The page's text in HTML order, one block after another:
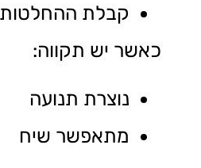
קבלת
כאשר יש תקווה:
נוצרת תנועה
מתאפשר שיח